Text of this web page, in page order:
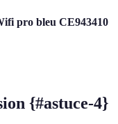
pro bleu CE943410
{#astuce-4}